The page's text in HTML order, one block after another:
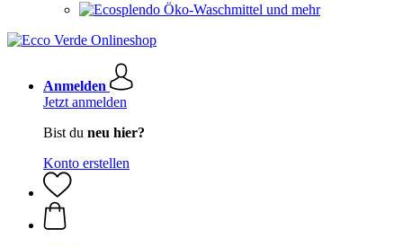
Öko-Waschmittel und mehr
Anmelden
Jetzt anmelden
Bist du neu hier?
Konto erstellen